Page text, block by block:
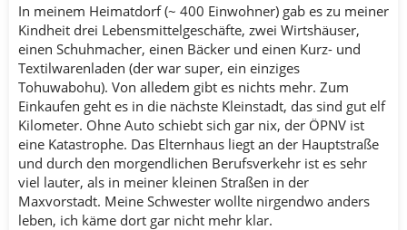
In meinem Heimatdorf (~ 400 Einwohner) gab es zu meiner
Kindheit drei Lebensmittelgeschäfte, zwei Wirtshäuser,
einen Schuhmacher, einen Bäcker und einen Kurz- und
Textilwarenladen (der war super, ein einziges
Tohuwabohu). Von alledem gibt es nichts mehr. Zum
Einkaufen geht es in die nächste Kleinstadt, das sind gut elf
Kilometer. Ohne Auto schiebt sich gar nix, der ÖPNV ist
eine Katastrophe. Das Elternhaus liegt an der Hauptstraße
und durch den morgendlichen Berufsverkehr ist es sehr
viel lauter, als in meiner kleinen Straßen in der
Maxvorstadt. Meine Schwester wollte nirgendwo anders
leben, ich käme dort gar nicht mehr klar.